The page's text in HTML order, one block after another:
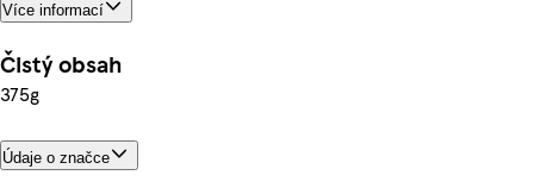
Více informací
Čistý obsah
375g
Údaje o značce